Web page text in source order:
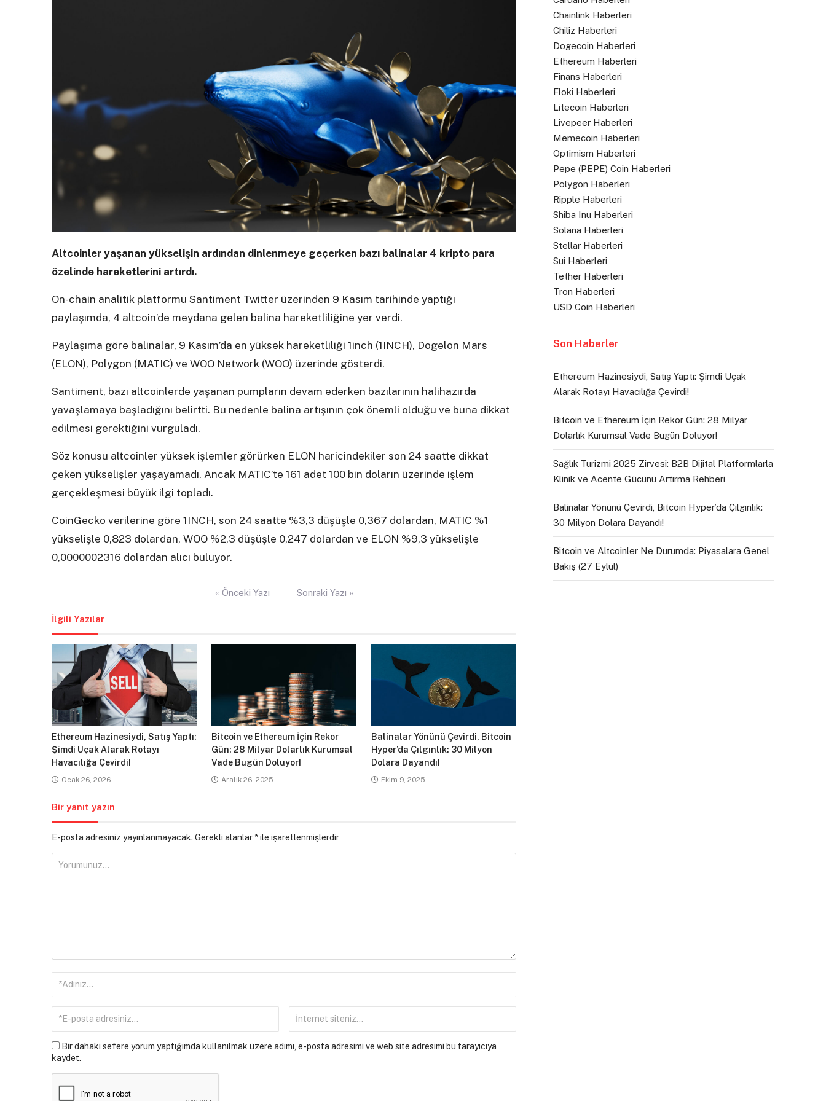
Altcoinler yaşanan yükselişin ardından dinlenmeye geçerken bazı balinalar 4 kripto para
özelinde hareketlerini artırdı.
On-chain analitik platformu Santiment Twitter üzerinden 9 Kasım tarihinde yaptığı
paylaşımda, 4 altcoin’de meydana gelen balina hareketliliğine yer verdi.
Paylaşıma göre balinalar, 9 Kasım’da en yüksek hareketliliği 1inch (1INCH), Dogelon Mars
(ELON), Polygon (MATIC) ve WOO Network (WOO) üzerinde gösterdi.
Santiment, bazı altcoinlerde yaşanan pumpların devam ederken bazılarının halihazırda
yavaşlamaya başladığını belirtti. Bu nedenle balina artışının çok önemli olduğu ve buna dikkat
edilmesi gerektiğini vurguladı.
Söz konusu altcoinler yüksek işlemler görürken ELON haricindekiler son 24 saatte dikkat
çeken yükselişler yaşayamadı. Ancak MATIC’te 161 adet 100 bin doların üzerinde işlem
gerçekleşmesi büyük ilgi topladı.
CoinGecko verilerine göre 1INCH, son 24 saatte %3,3 düşüşle 0,367 dolardan, MATIC %1
yükselişle 0,823 dolardan, WOO %2,3 düşüşle 0,247 dolardan ve ELON %9,3 yükselişle
0,0000002316 dolardan alıcı buluyor.
« Önceki Yazı Sonraki Yazı »
İlgili Yazılar
Ethereum Hazinesiydi, Satış Yaptı:
Şimdi Uçak Alarak Rotayı
Havacılığa Çevirdi!
Ocak 26, 2026
Bitcoin ve Ethereum İçin Rekor
Gün: 28 Milyar Dolarlık Kurumsal
Vade Bugün Doluyor!
Aralık 26, 2025
Balinalar Yönünü Çevirdi, Bitcoin
Hyper’da Çılgınlık: 30 Milyon
Dolara Dayandı!
Ekim 9, 2025
Bir yanıt yazın
E-posta adresiniz yayınlanmayacak. Gerekli alanlar *ile işaretlenmişlerdir
Bir dahaki sefere yorum yaptığımda kullanılmak üzere adımı, e-posta adresimi ve web site adresimi bu tarayıcıya
kaydet.
Chainlink Haberleri
Chiliz Haberleri
Dogecoin Haberleri
Ethereum Haberleri
Finans Haberleri
Floki Haberleri
Litecoin Haberleri
Livepeer Haberleri
Memecoin Haberleri
Optimism Haberleri
Pepe (PEPE) Coin Haberleri
Polygon Haberleri
Ripple Haberleri
Shiba Inu Haberleri
Solana Haberleri
Stellar Haberleri
Sui Haberleri
Tether Haberleri
Tron Haberleri
USD Coin Haberleri
Son Haberler
Ethereum Hazinesiydi, Satış Yaptı: Şimdi Uçak
Alarak Rotayı Havacılığa Çevirdi!
Bitcoin ve Ethereum İçin Rekor Gün: 28 Milyar
Dolarlık Kurumsal Vade Bugün Doluyor!
Sağlık Turizmi 2025 Zirvesi: B2B Dijital Platformlarla
Klinik ve Acente Gücünü Artırma Rehberi
Balinalar Yönünü Çevirdi, Bitcoin Hyper’da Çılgınlık:
30 Milyon Dolara Dayandı!
Bitcoin ve Altcoinler Ne Durumda: Piyasalara Genel
Bakış (27 Eylül)